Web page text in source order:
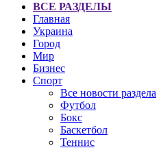
ВСЕ РАЗДЕЛЫ
Главная
Украина
Город
Мир
Бизнес
Спорт
Все новости раздела
Футбол
Бокс
Баскетбол
Теннис